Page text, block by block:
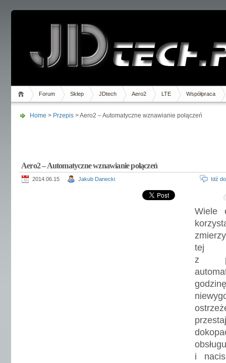
Forum Sklep JDtech Aero2 LTE Współpraca
Home > Przepis > Aero2 – Automatyczne wznawianie połączeń
Aero2 – Automatyczne wznawianie połączeń
2014.06.15 Jakub Danecki Idź
Wiele
tej
z
i